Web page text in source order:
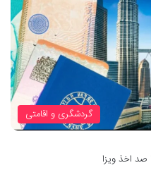
گردشگری و اقامتی
صد اخذ ویزا